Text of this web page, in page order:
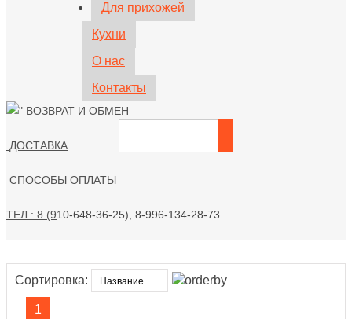
Для прихожей
Кухни
О нас
Контакты
ВОЗВРАТ И ОБМЕН
ДОСТАВКА
СПОСОБЫ ОПЛАТЫ
ТЕЛ.: 8 (910-648-36-25), 8-996-134-28-73
Сортировка:
1